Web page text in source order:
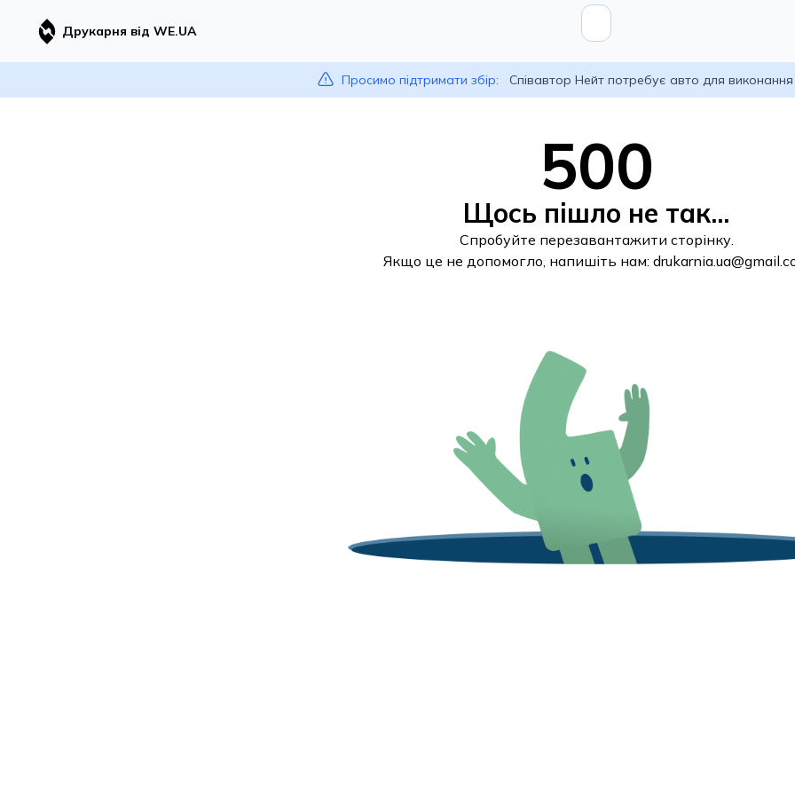
Друкарня від WE.UA
Просимо підтримати збір: Співавтор Нейт потребує авто для
500
Щось пішло не так...
Спробуйте перезавантажити сторінку.
Якщо це не допомогло, напишіть нам: